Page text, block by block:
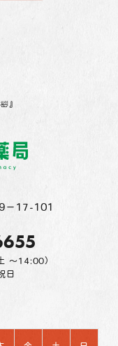
』
101
〜14:00）
日